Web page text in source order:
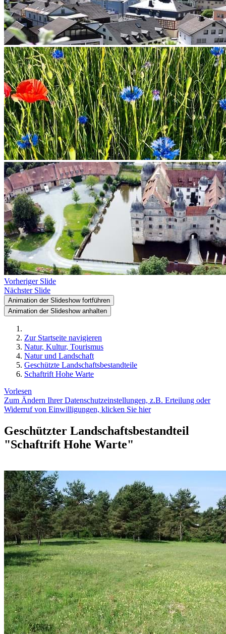
Vorheriger Slide
Nächster Slide
Animation der Slideshow fortführen
Animation der Slideshow anhalten
Zur Startseite navigieren
Natur, Kultur, Tourismus
Natur und Landschaft
Geschützte Landschaftsbestandteile
Schaftrift Hohe Warte
Vorlesen
Zum Ändern Ihrer Datenschutzeinstellungen, z.B. Erteilung oder
Widerruf von Einwilligungen, klicken Sie hier
Geschützter Landschaftsbestandteil
"Schaftrift Hohe Warte"